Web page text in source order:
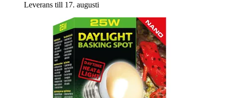
Leverans till 17. augusti